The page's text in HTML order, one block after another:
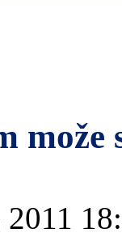
može